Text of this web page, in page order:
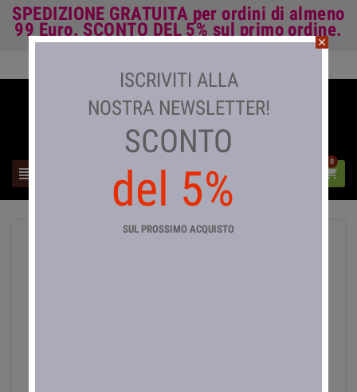
SPEDIZIONE GRATUITA per ordini di almeno
99 Euro. SCONTO DEL 5% sul primo ordine.
 
0
close
ISCRIVITI ALLA
NOSTRA NEWSLETTER!
SCONTO
del 5%
SUL PROSSIMO ACQUISTO